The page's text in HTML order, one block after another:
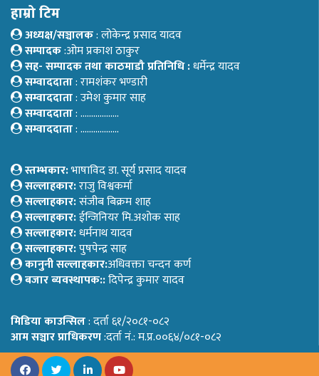
हाम्रो टिम
अध्यक्ष/सञ्चालक: लोकेन्द्र प्रसाद यादव
सम्पादक:ओम प्रकाश ठाकुर
सह- सम्पादक तथा काठमाडौ प्रतिनिधि :धर्मेन्द्र यादव
सम्वाददाता: रामशंकर भण्डारी
सम्वाददाता: उमेश कुमार साह
सम्वाददाता: ………………
सम्वाददाता: ………………
स्तम्भकार:भाषाविद डा. सूर्य प्रसाद यादव
सल्लाहकार:राजु विश्वकर्मा
सल्लाहकार:संजीब बिक्रम शाह
सल्लाहकार:ईन्जिनियर मि.अशोक साह
सल्लाहकार:धर्मनाथ यादव
सल्लाहकार:पुषपेन्द्र साह
कानुनी सल्लाहकार:अधिवक्ता चन्दन कर्ण
बजार ब्यवस्थापक::दिपेन्द्र कुमार यादव
मिडिया काउन्सिल: दर्ता ६१/२०८१-०८२
आम सञ्चार प्राधिकरण:दर्ता नं.: म.प्र.००६४/०८१-०८२